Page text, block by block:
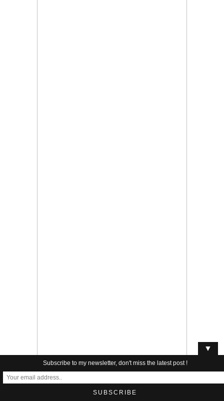
▼
Subscribe to my newsletter, don't miss the latest post !